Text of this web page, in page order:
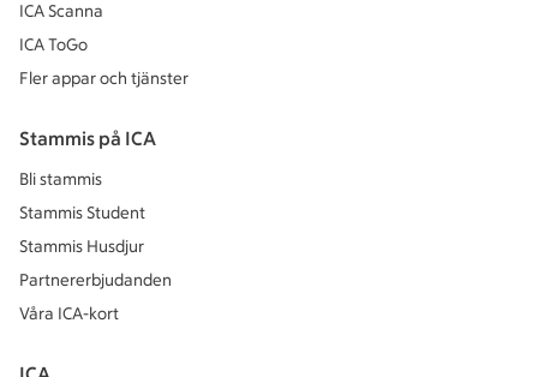
ICA Scanna
ICA ToGo
Fler appar och tjänster
Stammis på ICA
Bli stammis
Stammis Student
Stammis Husdjur
Partnererbjudanden
Våra ICA-kort